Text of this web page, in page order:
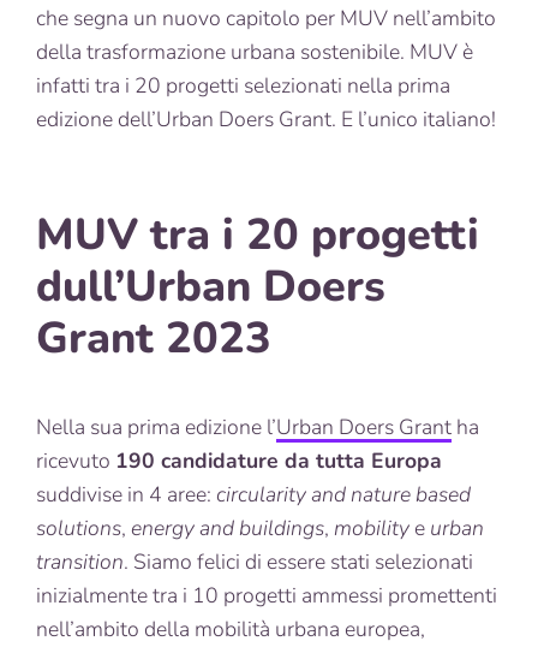
che segna un nuovo capitolo per MUV nell’ambito
della trasformazione urbana sostenibile. MUV è
infatti tra i 20 progetti selezionati nella prima
edizione dell’Urban Doers Grant. E l’unico italiano!
MUV tra i 20 progetti
dull’Urban Doers
Grant 2023
Nella sua prima edizione l’Urban Doers Grant ha
ricevuto 190 candidature da tutta Europa
suddivise in 4 aree: circularity and nature based
solutions, energy and buildings, mobility e urban
transition. Siamo felici di essere stati selezionati
inizialmente tra i 10 progetti ammessi promettenti
nell’ambito della mobilità urbana europea,